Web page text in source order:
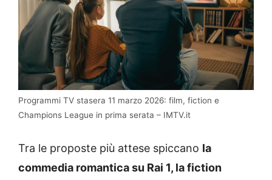
Programmi TV stasera 11 marzo 2026: film, fiction e
Champions League in prima serata – IMTV.it
Tra le proposte più attese spiccano la
commedia romantica su Rai 1, la fiction